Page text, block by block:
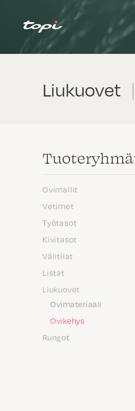
Liukuovet |
Ovimallit
Vetimet
Työtasot
Kivitasot
Välitilat
Listat
Liukuovet
Ovimateriaali
Ovikehys
Rungot